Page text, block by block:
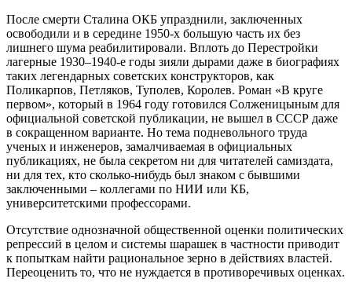
После смерти Сталина ОКБ упразднили, заключенных
освободили и в середине 1950-х большую часть их без
лишнего шума реабилитировали. Вплоть до Перестройки
лагерные 1930–1940-е годы зияли дырами даже в биографиях
таких легендарных советских конструкторов, как
Поликарпов, Петляков, Туполев, Королев. Роман «В круге
первом», который в 1964 году готовился Солженицыным для
официальной советской публикации, не вышел в СССР даже
в сокращенном варианте. Но тема подневольного труда
ученых и инженеров, замалчиваемая в официальных
публикациях, не была секретом ни для читателей самиздата,
ни для тех, кто сколько-нибудь был знаком с бывшими
заключенными – коллегами по НИИ или КБ,
университетскими профессорами.
Отсутствие однозначной общественной оценки политических
репрессий в целом и системы шарашек в частности приводит
к попыткам найти рациональное зерно в действиях властей.
Переоценить то, что не нуждается в противоречивых оценках.